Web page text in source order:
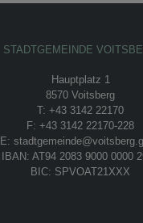
STADTGEMEINDE
Hauptplatz 1
8570 Voitsberg
T: +43 3142 22170
F: +43 3142 22170-228
E:
IBAN: AT94 2083 9000 0000
BIC: SPVOAT21XXX